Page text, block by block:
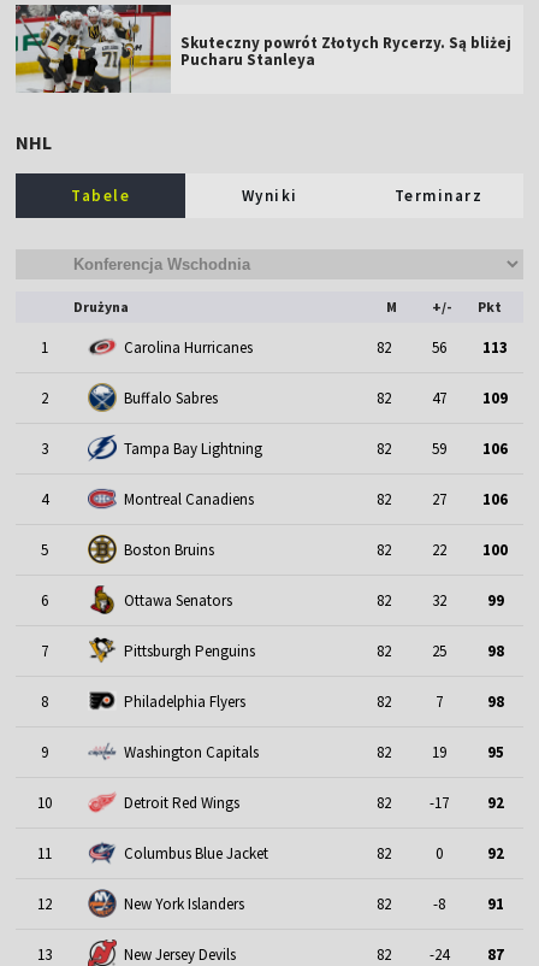
Skuteczny powrót Złotych Rycerzy. Są bliżej
Pucharu Stanleya
NHL
Tabele Wyniki Terminarz
Drużyna M +/- Pkt
1 Carolina Hurricanes 82 56 113
2 Buffalo Sabres 82 47 109
3 Tampa Bay Lightning 82 59 106
4 Montreal Canadiens 82 27 106
5 Boston Bruins 82 22 100
6 Ottawa Senators 82 32 99
7 Pittsburgh Penguins 82 25 98
8 Philadelphia Flyers 82 7 98
9 Washington Capitals 82 19 95
10 Detroit Red Wings 82 -17 92
11 Columbus Blue Jacket 82 0 92
12 New York Islanders 82 -8 91
13 New Jersey Devils 82 -24 87